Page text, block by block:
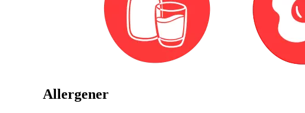
Allergener